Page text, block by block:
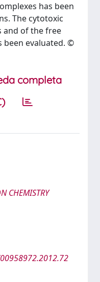
has been
The cytotoxic
and of the free
been evaluated. ©
completa
CHEMISTRY